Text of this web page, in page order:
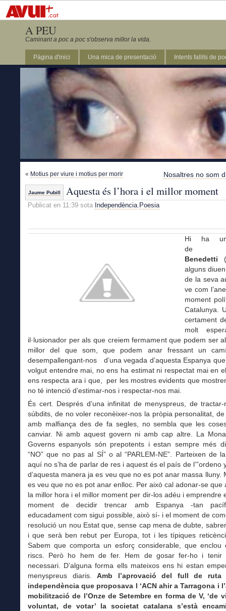
A PEU
Caminant a poc a poc s'observa millor la vida.
Pàgina d'inici Una mica de presentació Intents fallits de
« Motius per viure i motius per morir Nosaltres no som
Jaume Pubill Aquesta és l’hora i el millor moment
Publicat en 11:39 sota Independència, Poesia
Hi ha
de
Benedetti
alguns
de la seva
ve com
moment
Catalunya.
certament
molt
il·lusionador per als que creiem fermament que podem ser
millor del que som, que podem anar fressant un
desempallengant-nos d’una vegada d’aquesta Espanya
volgut entendre mai, no ens ha estimat ni respectat mai en
ens respecta ara i que, per les mostres evidents que
no té intenció d’estimar-nos i respectar-nos mai.
És cert. Després d’una infinitat de menyspreus, de
súbdits, de no voler reconèixer-nos la pròpia personalitat,
amb malfiança des de fa segles, no sembla que les
canviar. Ni amb aquest govern ni amb cap altre. La
Governs espanyols són prepotents i estan sempre més
“NO” que no pas al SÍ” o al “PARLEM-NE”. Parteixen de
aquí no s’ha de parlar de res i aquest és el país de l’”ordeno
d’aquesta manera ja es veu que no es pot anar massa lluny.
es veu que no es pot anar enlloc. Per això cal adonar-se que
la millor hora i el millor moment per dir-los adéu i emprendre
moment de decidir trencar amb Espanya -tan
educadament com sigui possible, això sí- i el moment de
resolució un nou Estat que, sense cap mena de dubte,
i que serà ben rebut per Europa, tot i les típiques
Sabem que comporta un esforç considerable, que enclou
riscs. Però ho hem de fer. Hem de gosar fer-ho i tenir
necessari. D’alguna forma ells mateixos ens hi estan
menyspreus diaris. Amb l’aprovació del full de
independència que proposava l ‘ACN ahir a Tarragona i
mobilització de l’Onze de Setembre en forma de V, ‘de
voluntat, de votar’ la societat catalana s’està